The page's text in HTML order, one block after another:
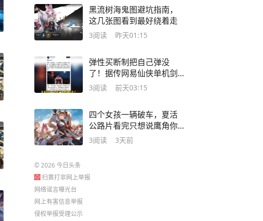
黑流树海鬼图避坑指南，
这几张图看到最好绕着走
3阅读 昨天01:15
弹性买断制把自己弹没
了！据传网易仙侠单机剑
心雕龙项目组解散
3阅读 前天03:15
四个女孩一辆破车，夏活
公路片看完只想说鹰角你
终于不刀了
3阅读 3天前
©2026今日头条
扫黄打非网上举报
网络谣言曝光台
网上有害信息举报
侵权举报受理公示